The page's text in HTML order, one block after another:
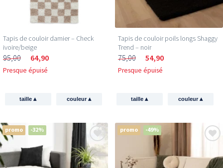
Tapis de couloir damier – Check
ivoire/beige
95,00 64,90
Presque épuisé
taille▴ couleur▴
Tapis de couloir poils longs Shaggy
Trend – noir
75,00 54,90
Presque épuisé
taille▴ couleur▴
promo -32% promo -49%